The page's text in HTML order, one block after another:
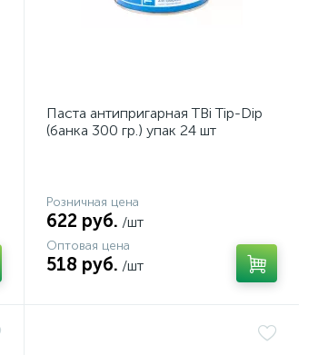
Паста антипригарная TBi Tip-Dip
(банка 300 гр.) упак 24 шт
Розничная цена
622 руб. /шт
Оптовая цена
518 руб. /шт